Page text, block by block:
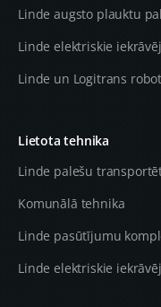
Linde augsto plauktu
Linde elektriskie
Linde un Logitrans
Lietota tehnika
Linde palešu
Komunālā tehnika
Linde pasūtījumu
Linde elektriskie